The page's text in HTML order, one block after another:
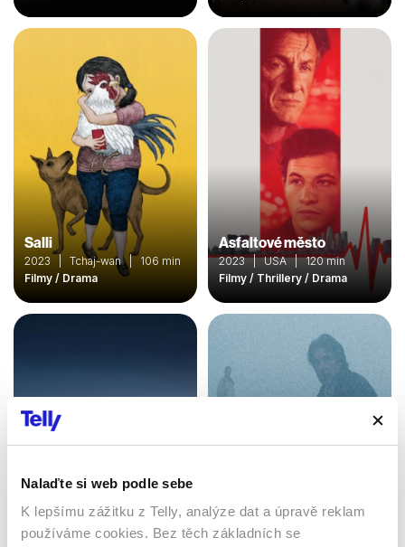
Nalaďte si web podle sebe
K lepšímu zážitku z Telly, analýze dat a úpravě reklam
používáme cookies. Bez těch základních se
Salli
2023 | Tchaj-wan | 106 min
Filmy / Drama
Asfaltové město
2023 | USA | 120 min
Filmy / Thrillery / Drama
2014 | USA, Bulharsko,
Kanada | 109 min
Insomnie
2002 | USA | 114 min